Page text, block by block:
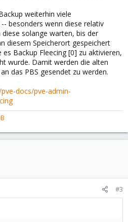
weiterhin viele
besonders wenn diese relativ
solange warten, bis der
diesem Speicherort gespeichert
Backup Fleecing [0] zu aktivieren,
wurde. Damit werden die alten
das PBS gesendet zu werden.
docs/pve-admin-
#3